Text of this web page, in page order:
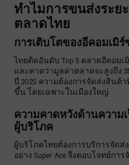
ทำไมการขนส่งระ
ตลาดไทย
การเติบโตของอีคอมเมิร์
ไทยติดอันดับ Top 5 ตลาดอีคอมเ
และคาดว่ามูลค่าตลาดจะสูงถึง
ปี 2025 ความต้องการจัดส่งสินค้
ขึ้น โดยเฉพาะในเมืองใหญ่
ความคาดหวังด้านความ
ผู้บริโภค
ผู้บริโภคไทยต้องการบริการจัดส่
อย่าง Super Ace จึงตอบโจทย์ก